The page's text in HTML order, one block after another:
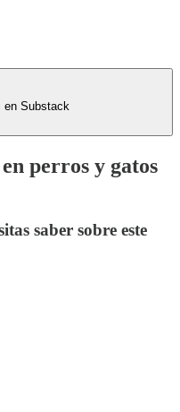
en Substack
perros y gatos
saber sobre este